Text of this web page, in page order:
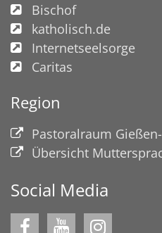
Bischof
katholisch.de
Internetseelsorge
Caritas
Region
Pastoralraum
Übersicht
Social Media